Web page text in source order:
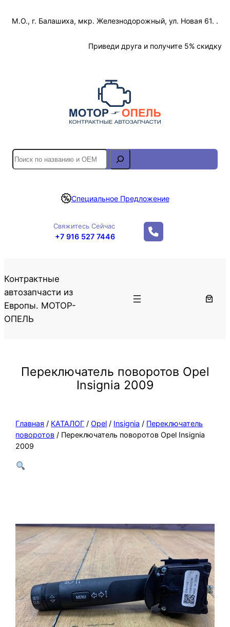
М.О., г. Балашиха, мкр. Железнодорожный, ул. Новая 61. .
Приведи друга и получите 5% скидку
S
e
r
Специальное Предложение
Свяжитесь Сейчас
+7 916 527 7446
Контрактные
автозапчасти из
Европы. МОТОР-
ОПЕЛЬ
Переключатель поворотов Opel
Insignia 2009
Главная / КАТАЛОГ /Opel / Insignia / Переключатель
поворотов / Переключатель поворотов Opel Insignia
2009